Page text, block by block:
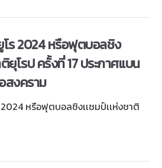
ร 2024 หรือฟุตบอลชิง
ติยุโรป ครั้งที่ 17 ประกาศเเบน
สงคราม
หรือฟุตบอลชิงเเชมป์เเห่งชาติ